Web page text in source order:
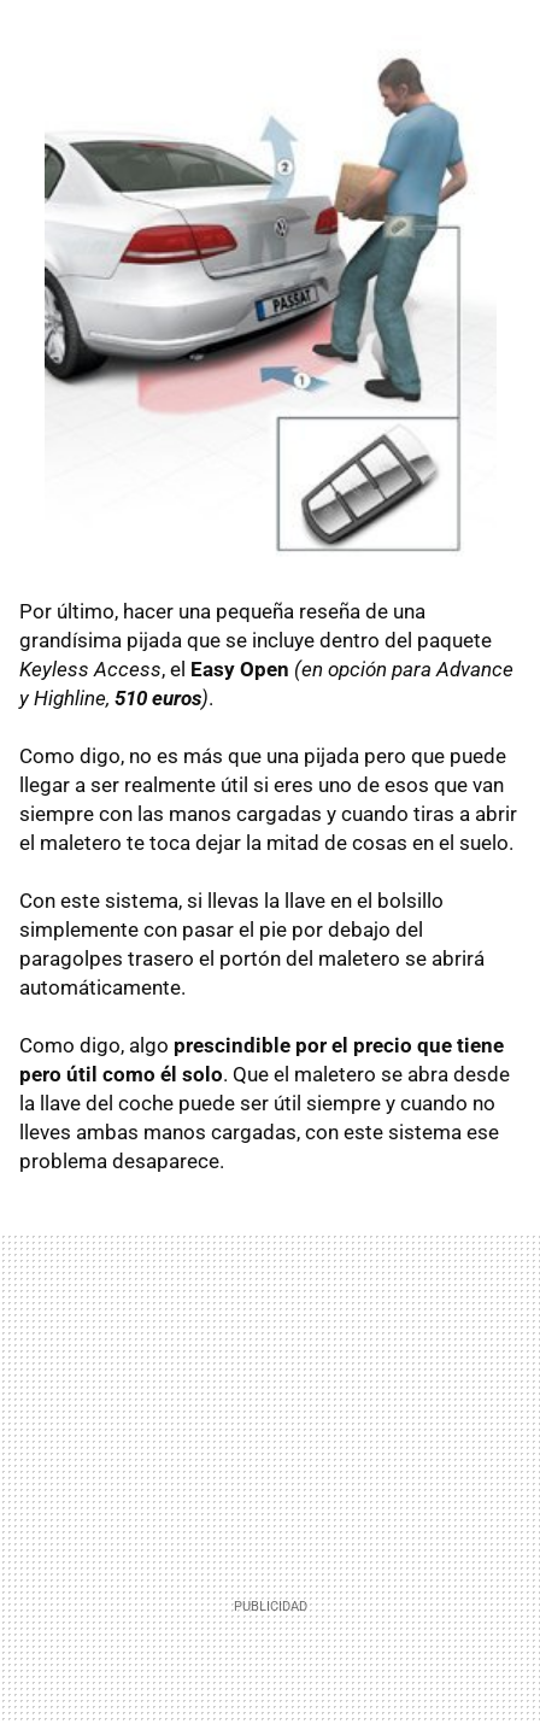
Por último, hacer una pequeña reseña de una
grandísima pijada que se incluye dentro del paquete
Keyless Access, el Easy Open (en opción para Advance
y Highline, 510 euros).
Como digo, no es más que una pijada pero que puede
llegar a ser realmente útil si eres uno de esos que van
siempre con las manos cargadas y cuando tiras a abrir
el maletero te toca dejar la mitad de cosas en el suelo.
Con este sistema, si llevas la llave en el bolsillo
simplemente con pasar el pie por debajo del
paragolpes trasero el portón del maletero se abrirá
automáticamente.
Como digo, algo prescindible por el precio que tiene
pero útil como él solo. Que el maletero se abra desde
la llave del coche puede ser útil siempre y cuando no
lleves ambas manos cargadas, con este sistema ese
problema desaparece.